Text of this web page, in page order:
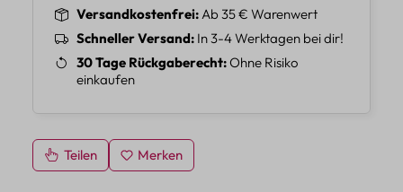
Versandkostenfrei Ab 35 € Warenwert
Schneller Versand In 3-4 Werktagen bei dir!
30 Tage Rückgaberecht Ohne Risiko
einkaufen
Teilen Merken